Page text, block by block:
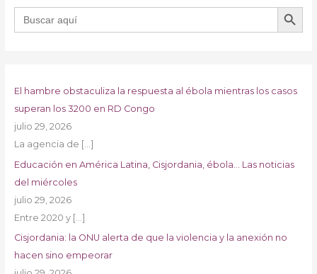
Buscar: BOTÓN DE
El hambre obstaculiza la respuesta al ébola mientras los casos
superan los 3200 en RD Congo
julio 29, 2026
La agencia de […]
Educación en América Latina, Cisjordania, ébola… Las noticias
del miércoles
julio 29, 2026
Entre 2020 y […]
Cisjordania: la ONU alerta de que la violencia y la anexión no
hacen sino empeorar